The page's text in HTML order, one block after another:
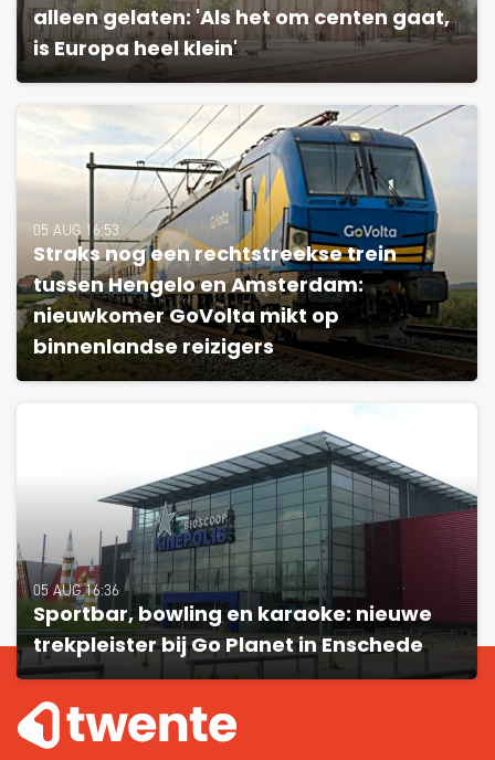
alleen gelaten: 'Als het om centen gaat,
is Europa heel klein'
05 AUG 16:53
Straks nog een rechtstreekse trein
tussen Hengelo en Amsterdam:
nieuwkomer GoVolta mikt op
binnenlandse reizigers
05 AUG 16:36
Sportbar, bowling en karaoke: nieuwe
trekpleister bij Go Planet in Enschede